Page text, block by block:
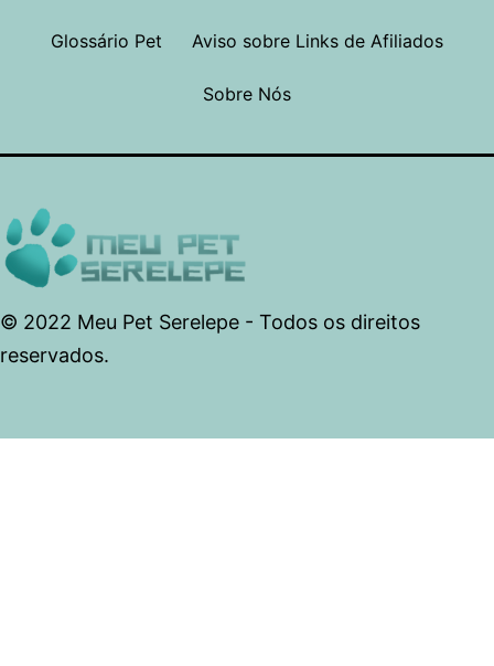
Glossário Pet Aviso sobre Links de Afiliados
Sobre Nós
© 2022 Meu Pet Serelepe - Todos os direitos
reservados.